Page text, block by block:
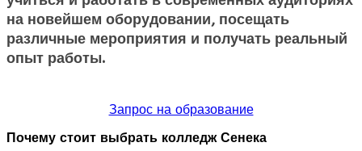
на новейшем оборудовании, посещать
различные мероприятия и получать реальный
опыт работы.
Запрос на образование
Почему стоит выбрать колледж Сенека